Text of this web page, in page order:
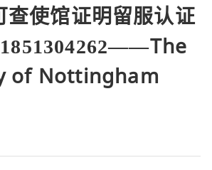
查使馆证明留服认证
of Nottingham